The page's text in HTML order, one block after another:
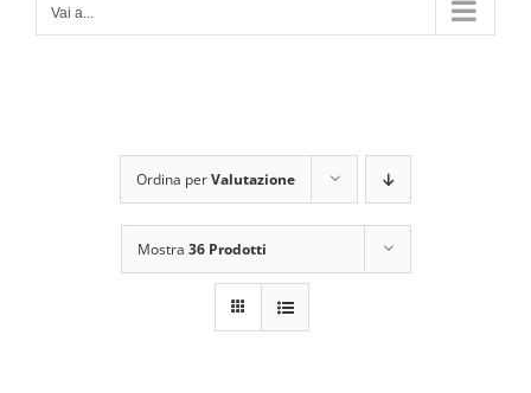
Vai a...
Ordina perValutazione
Mostra 36 Prodotti